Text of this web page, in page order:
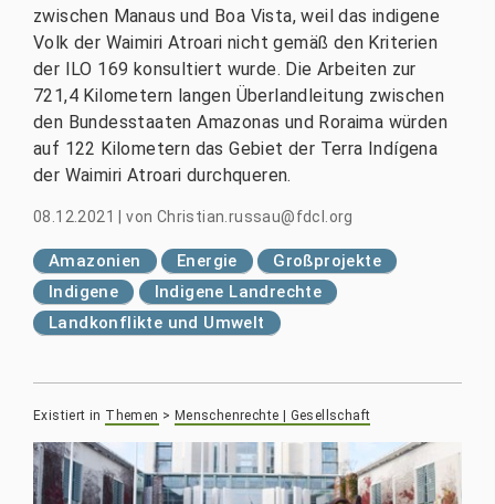
zwischen Manaus und Boa Vista, weil das indigene
Volk der Waimiri Atroari nicht gemäß den Kriterien
der ILO 169 konsultiert wurde. Die Arbeiten zur
721,4 Kilometern langen Überlandleitung zwischen
den Bundesstaaten Amazonas und Roraima würden
auf 122 Kilometern das Gebiet der Terra Indígena
der Waimiri Atroari durchqueren.
08.12.2021 |von Christian.russau@fdcl.org
Amazonien Energie
Großprojekte
Indigene
Indigene Landrechte
Landkonflikte und Umwelt
Existiert in Themen > Menschenrechte | Gesellschaft